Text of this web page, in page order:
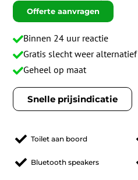
Offerte aanvragen
Binnen 24 uur reactie
Gratis slecht weer alternatief
Geheel op maat
Snelle prijsindicatie
Toilet aan boord
Bluetooth speakers